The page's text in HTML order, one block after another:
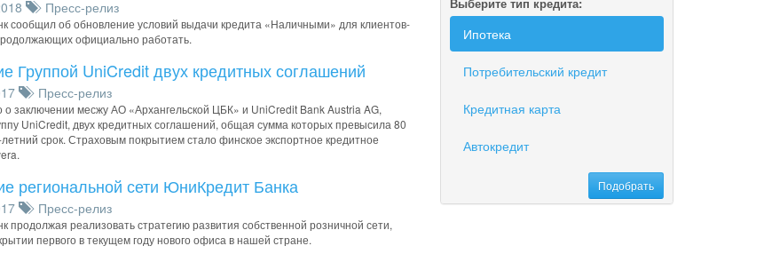
Пресс-релиз
сообщил об обновление условий выдачи кредита «Наличными» для клиентов-
официально работать.
Группой UniCredit двух кредитных соглашений
Пресс-релиз
о заключении месжу АО «Архангельской ЦБК» и UniCredit Bank Austria AG,
UniCredit, двух кредитных соглашений, общая сумма которых превысила 80
срок. Страховым покрытием стало финское экспортное кредитное
региональной сети ЮниКредит Банка
Пресс-релиз
продолжая реализовать стратегию развития собственной розничной сети,
первого в текущем году нового офиса в нашей стране.
Ипотека
Потребительский кредит
Кредитная карта
Автокредит